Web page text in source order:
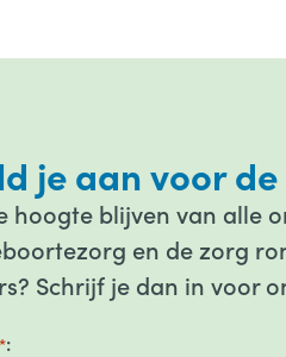
je aan voor
hoogte blijven van alle
en de zorg
Schrijf je dan in voor
*